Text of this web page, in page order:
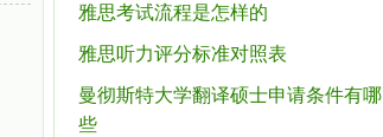
雅思考试流程是怎样的
雅思听力评分标准对照表
曼彻斯特大学翻译硕士申请条件有哪
些